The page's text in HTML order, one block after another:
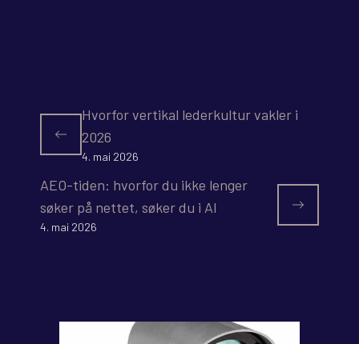
Hvorfor vertikal lederkultur vakler i
2026
4. mai 2026
AEO-tiden: hvorfor du ikke lenger
søker på nettet, søker du i AI
4. mai 2026